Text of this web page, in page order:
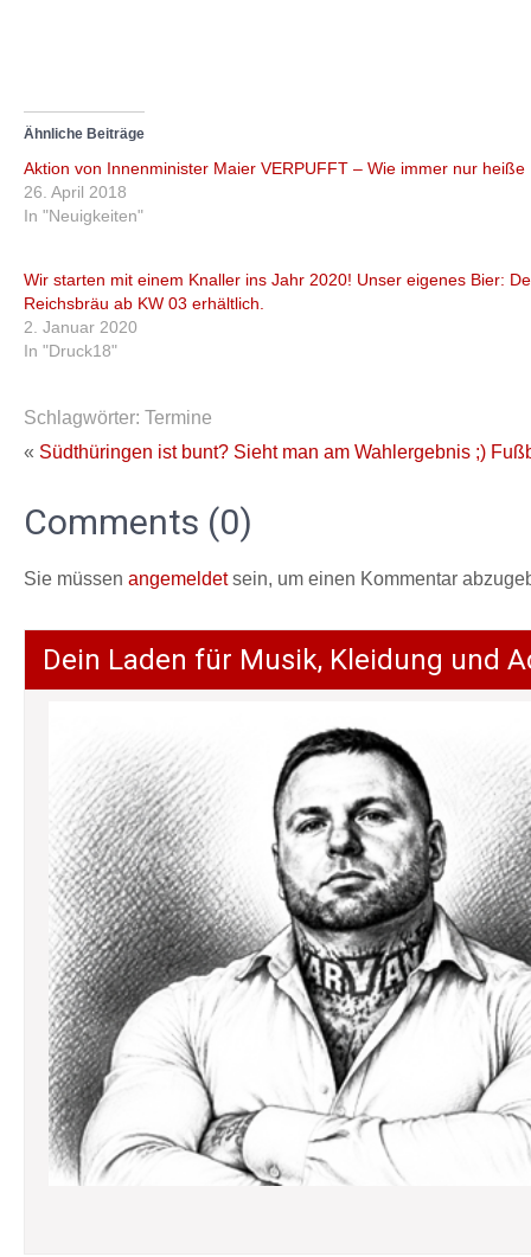
Ähnliche Beiträge
Aktion von Innenminister Maier VERPUFFT – Wie immer nur heiße
26. April 2018
In "Neuigkeiten"
Wir starten mit einem Knaller ins Jahr 2020! Unser eigenes Bier:
Reichsbräu ab KW 03 erhältlich.
2. Januar 2020
In "Druck18"
Schlagwörter: Termine
« Südthüringen ist bunt? Sieht man am Wahlergebnis ;)
Comments (0)
Sie müssen angemeldetsein, um einen Kommentar
Dein Laden für Musik, Kleidung und